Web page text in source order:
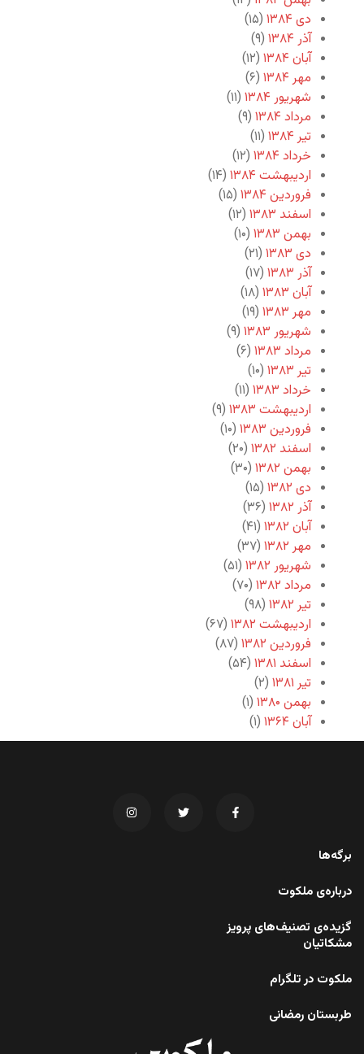
دی ۱۳۸۴
(۱۵)
آذر ۱۳۸۴
(۹)
آبان ۱۳۸۴
(۱۲)
مهر ۱۳۸۴
(۶)
شهریور ۱۳۸۴
(۱۱)
مرداد ۱۳۸۴
(۹)
تیر ۱۳۸۴
(۱۱)
خرداد ۱۳۸۴
(۱۲)
اردیبهشت ۱۳۸۴
(۱۴)
فروردین ۱۳۸۴
(۱۵)
اسفند ۱۳۸۳
(۱۲)
بهمن ۱۳۸۳
(۱۰)
دی ۱۳۸۳
(۲۱)
آذر ۱۳۸۳
(۱۷)
آبان ۱۳۸۳
(۱۸)
مهر ۱۳۸۳
(۱۹)
شهریور ۱۳۸۳
(۹)
مرداد ۱۳۸۳
(۶)
تیر ۱۳۸۳
(۱۰)
خرداد ۱۳۸۳
(۱۱)
اردیبهشت ۱۳۸۳
(۹)
فروردین ۱۳۸۳
(۱۰)
اسفند ۱۳۸۲
(۲۰)
بهمن ۱۳۸۲
(۳۰)
دی ۱۳۸۲
(۱۵)
آذر ۱۳۸۲
(۳۶)
آبان ۱۳۸۲
(۴۱)
مهر ۱۳۸۲
(۳۷)
شهریور ۱۳۸۲
(۵۱)
مرداد ۱۳۸۲
(۷۰)
تیر ۱۳۸۲
(۹۸)
اردیبهشت ۱۳۸۲
(۶۷)
فروردین ۱۳۸۲
(۸۷)
اسفند ۱۳۸۱
(۵۴)
تیر ۱۳۸۱
(۲)
بهمن ۱۳۸۰
(۱)
آبان ۱۳۶۴
(۱)
برگه‌ها
درباره‌ی ملکوت
گزیده‌ی تصنیف‌های پرویز
مشکاتیان
ملکوت در تلگرام
طربستان رمضانی